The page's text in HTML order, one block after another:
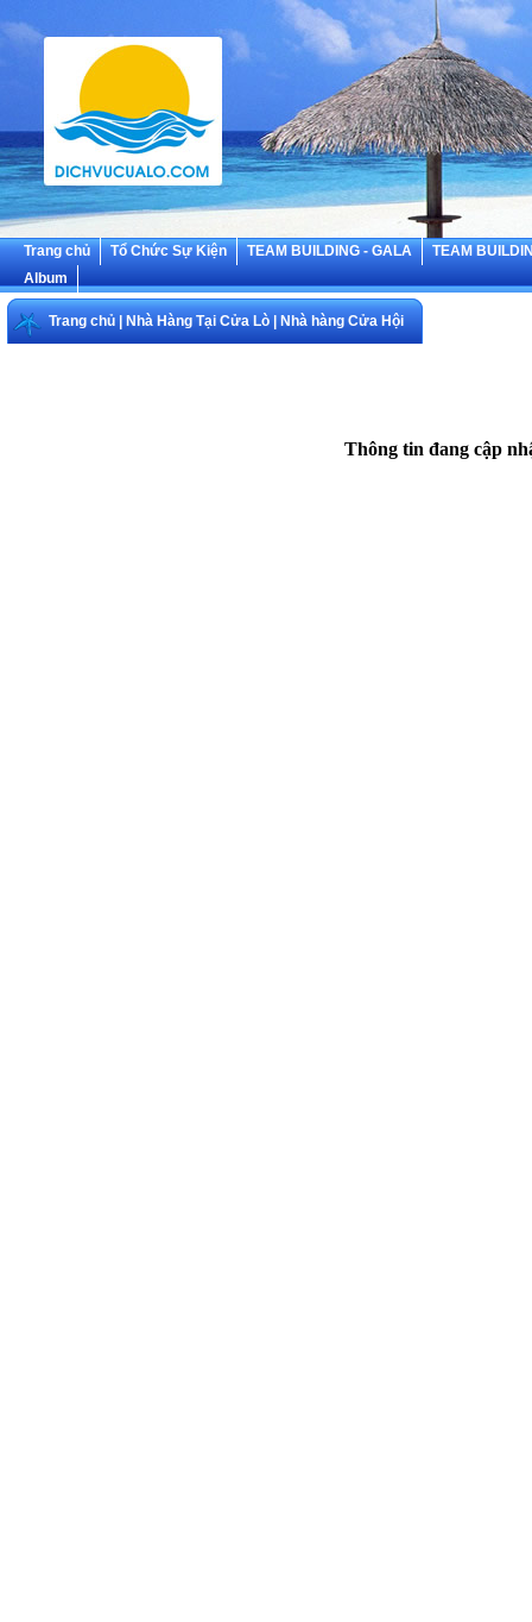
Trang chủ Tổ Chức Sự Kiện TEAM BUILDING - GALA
TEAM
Album
Trang chủ Nhà Hàng Tại Cửa Lò Nhà hàng Cửa Hội
Thông tin đang cập